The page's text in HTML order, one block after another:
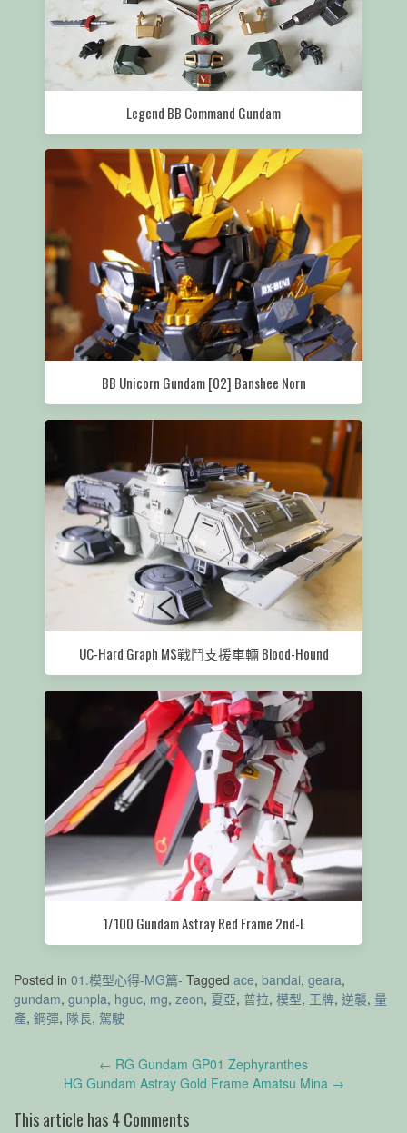
Legend BB Command Gundam
BB Unicorn Gundam [02] Banshee Norn
UC-Hard Graph MS戰鬥支援車輛 Blood-Hound
1/100 Gundam Astray Red Frame 2nd-L
Posted in 01.模型心得-MG篇- Tagged ace, bandai, geara,
gundam, gunpla, hguc, mg, zeon, 夏亞, 普拉, 模型, 王牌, 逆襲, 量
產, 鋼彈, 隊長, 駕駛
navigation
← RG Gundam GP01 Zephyranthes
HG Gundam Astray Gold Frame Amatsu Mina →
This article has 4 Comments